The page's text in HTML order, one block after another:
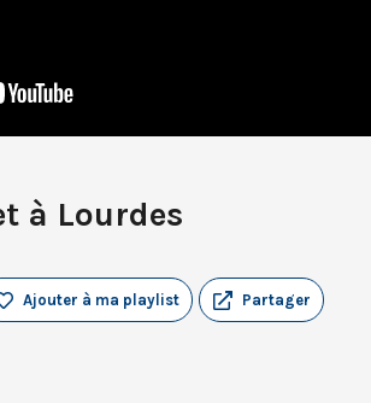
à Lourdes
Partager
Ajouter à ma playlist